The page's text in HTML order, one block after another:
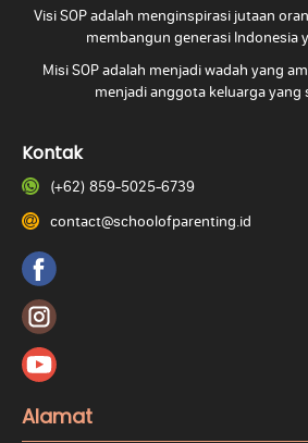
Visi SOP adalah menginspirasi jutaan
membangun generasi Indonesia
Misi SOP adalah menjadi wadah yang
menjadi anggota keluarga yang
Kontak
(+62) 859-5025-6739
contact@schoolofparenting.id
Alamat